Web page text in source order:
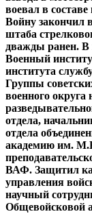
воевал в
Войну закончил
штаба
дважды ранен. В
Военный
института
Группы
военного округа
отдела,
отдела
академию им.
ВАФ. Защитил
управления
научный
Общевойсковой